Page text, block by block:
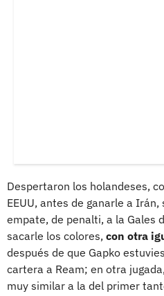
Despertaron los holandeses,
EEUU, antes de ganarle a
empate, de penalti, a la Gales
sacarle los colores, con otra
después de que Gapko
cartera a Ream; en otra
muy similar a la del primer